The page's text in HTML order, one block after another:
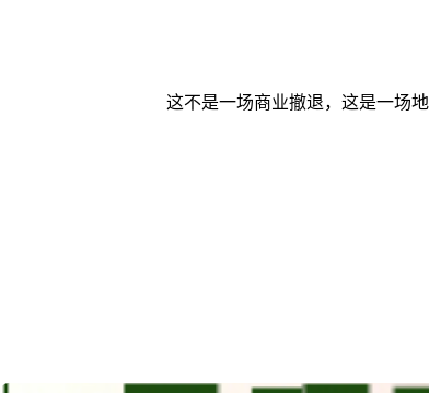
这不是一场商业撤退，这是一场